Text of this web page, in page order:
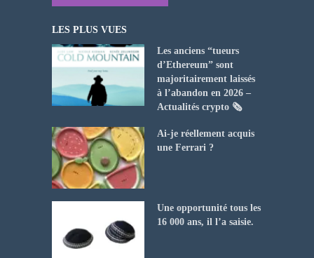
LES PLUS VUES
Les anciens “tueurs
d’Ethereum” sont
majoritairement laissés
à l’abandon en 2026 –
Actualités crypto 🗞️
Ai-je réellement acquis
une Ferrari ?
Une opportunité tous les
16 000 ans, il l’a saisie.